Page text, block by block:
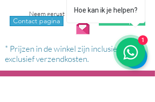
Neem gerust contact met me op via:
Contact pagina
* Prijzen in de winkel zijn inclusief btw en
exclusief verzendkosten.
Hoe kan ik je helpen?
1